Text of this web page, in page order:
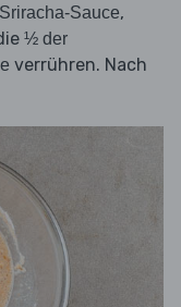
Sriracha-Sauce,
½ der
verrühren. Nach